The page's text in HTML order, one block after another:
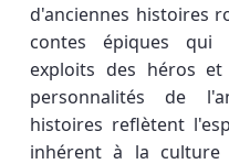
d'anciennes histoires
contes épiques qui
exploits des héros
personnalités de
histoires reflètent
inhérent à la culture